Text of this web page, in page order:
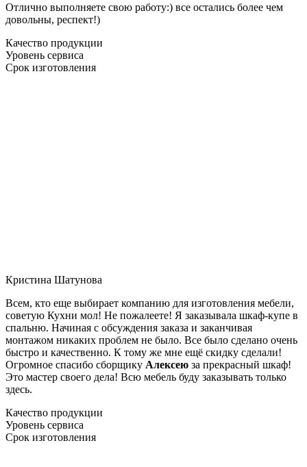
Отлично выполняете свою работу:) все остались более чем
довольны, респект!)
Качество продукции
Уровень сервиса
Срок изготовления
Кристина Шатунова
Всем, кто еще выбирает компанию для изготовления мебели,
советую Кухни мол! Не пожалеете! Я заказывала шкаф-купе в
спальню. Начиная с обсуждения заказа и заканчивая
монтажом никаких проблем не было. Все было сделано очень
быстро и качественно. К тому же мне ещё скидку сделали!
Огромное спасибо сборщику Алексею за прекрасный шкаф!
Это мастер своего дела! Всю мебель буду заказывать только
здесь.
Качество продукции
Уровень сервиса
Срок изготовления